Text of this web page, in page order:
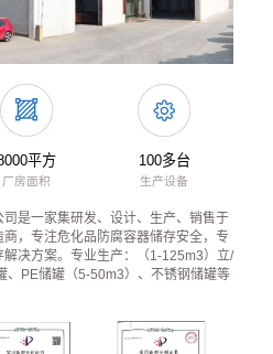
平方
厂房面积
100多台
生产设备
是一家集研发、设计、生产、销售于
，专注危化品防腐容器储存安全，专
决方案。专业生产：（1-125m3）立/
、PE储罐（5-50m3）、不锈钢储罐等